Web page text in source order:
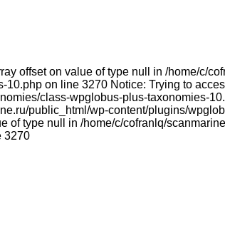
offset on value of type null in /home/c/
10.php on line 3270 Notice: Trying to
class-wpglobus-plus-taxonomies-
public_html/wp-content/plugins/
of type null in /home/c/cofranlq/
3270